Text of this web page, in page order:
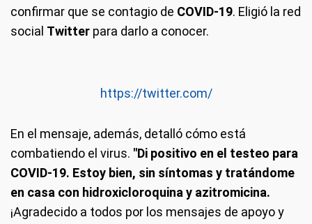
confirmar que se contagio de COVID-19. Eligió la red
social Twitter para darlo a conocer.
https://twitter.com/
En el mensaje, además, detalló cómo está
combatiendo el virus. "Di positivo en el testeo para
COVID-19. Estoy bien, sin síntomas y tratándome
en casa con hidroxicloroquina y azitromicina.
¡Agradecido a todos por los mensajes de apoyo y